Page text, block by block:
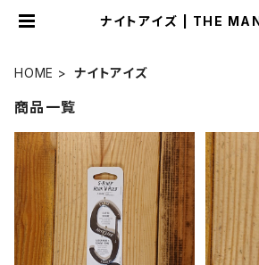
ナイトアイズ | THE
HOME ナイトアイズ
商品一覧